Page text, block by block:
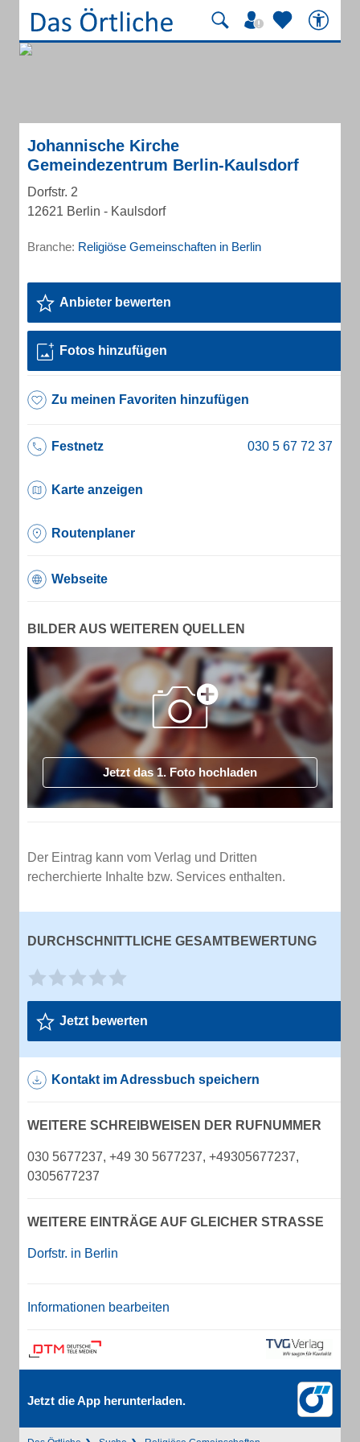
Johannische Kirche
Gemeindezentrum Berlin-Kaulsdorf
Dorfstr. 2
12621 Berlin - Kaulsdorf
Branche: Religiöse Gemeinschaften in Berlin
Anbieter bewerten
Fotos hinzufügen
Zu meinen Favoriten hinzufügen
Festnetz
Karte anzeigen
Routenplaner
Webseite
BILDER AUS WEITEREN QUELLEN
Jetzt das 1. Foto hochladen
Der Eintrag kann vom Verlag und Dritten
recherchierte Inhalte bzw. Services enthalten.
DURCHSCHNITTLICHE GESAMTBEWERTUNG
Jetzt bewerten
Kontakt im Adressbuch speichern
WEITERE SCHREIBWEISEN DER RUFNUMMER
030 5677237, +49 30 5677237, +49305677237,
0305677237
WEITERE EINTRÄGE AUF GLEICHER STRASSE
Dorfstr. in Berlin
Informationen bearbeiten
Jetzt die App herunterladen.